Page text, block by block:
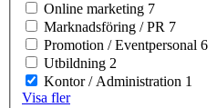
Online marketing 7
Marknadsföring / PR 7
Promotion / Eventpersonal 6
Utbildning 2
Kontor / Administration 1
Visa fler